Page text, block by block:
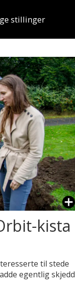
stillinger
kista
til stede
egentlig skjedd